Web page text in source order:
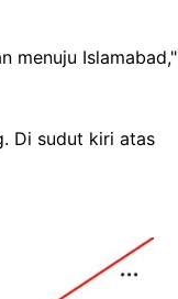
menuju Islamabad,"
Di sudut kiri atas